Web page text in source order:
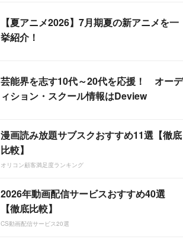
【夏アニメ2026】7月期夏の新アニメを一
挙紹介！
芸能界を志す10代～20代を応援！ オーデ
ィション・スクール情報はDeview
漫画読み放題サブスクおすすめ11選【徹底
比較】
オリコン顧客満足度ランキング
2026年動画配信サービスおすすめ40選
【徹底比較】
CS動画配信サービス20選